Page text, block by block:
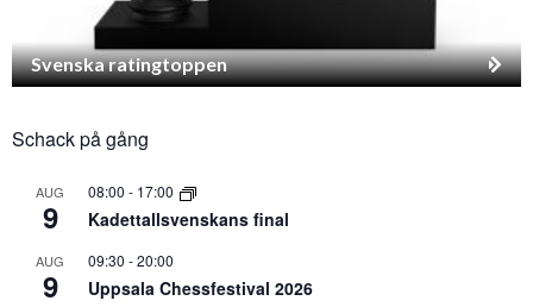
Svenska ratingtoppen
Schack på gång
AUG
9
08:00 - 17:00
Kadettallsvenskans final
AUG
9
09:30 -20:00
Uppsala Chessfestival 2026